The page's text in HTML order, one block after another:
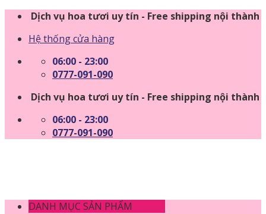
Skip
content
Dịch vụ hoa tươi uy tín - Free shipping nội thành
Hệ thống cửa hàng
06:00 - 23:00
0777-091-090
Dịch vụ hoa tươi uy tín - Free shipping nội thành
06:00 - 23:00
0777-091-090
DANH MỤC SẢN PHẨM